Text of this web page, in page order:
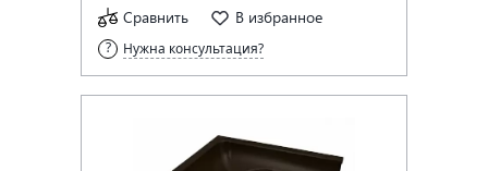
Сравнить В избранное
Нужна консультация?